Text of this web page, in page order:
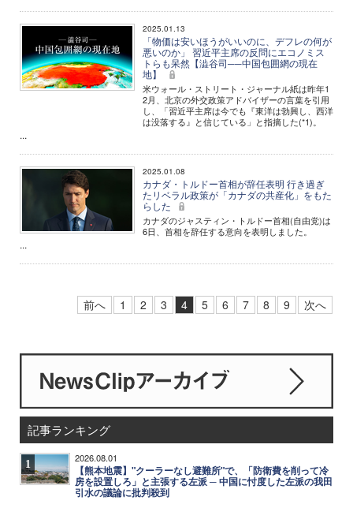
2025.01.13
「物価は安いほうがいいのに、デフレの何が
悪いのか」 習近平主席の反問にエコノミス
トらも呆然【澁谷司──中国包囲網の現在
地】
米ウォール・ストリート・ジャーナル紙は昨年1
2月、北京の外交政策アドバイザーの言葉を引用
し、「習近平主席は今でも『東洋は勃興し、西洋
は没落する』と信じている」と指摘した(*1)。
...
2025.01.08
カナダ・トルドー首相が辞任表明 行き過ぎ
たリベラル政策が「カナダの共産化」をもた
らした
カナダのジャスティン・トルドー首相(自由党)は
6日、首相を辞任する意向を表明しました。
...
前へ 1 2 3 4 5 6 7 8 9 次へ
記事ランキング
1 2026.08.01
【熊本地震】"クーラーなし避難所"で、「防衛費を削って冷
房を設置しろ」と主張する左派 ─ 中国に忖度した左派の我田
引水の議論に批判殺到